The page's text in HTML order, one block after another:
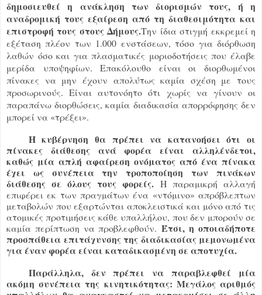
δημοσιευθεί η ανάκληση των διορισμών τους, ή η
αναδρομική τους εξαίρεση από τη διαθεσιμότητα και
επιστροφή τους στους Δήμους.Την ίδια στιγμή εκκρεμεί η
εξέταση πλέον των 1.000 ενστάσεων, τόσο για διόρθωση
λαθών όσο και για πλασματικές μοριοδοτήσεις που έλαβε
μερίδα υποψηφίων. Επακόλουθο είναι οι διορθωμένοι
πίνακες να μην έχουν απολύτως καμία σχέση με τους
προσωρινούς. Είναι αυτονόητο ότι χωρίς να γίνουν οι
παραπάνω διορθώσεις, καμία διαδικασία απορρόφησης δεν
μπορεί να «τρέξει».
Η κυβέρνηση θα πρέπει να κατανοήσει ότι οι
πίνακες διάθεσης ανά φορέα είναι αλληλένδετοι,
καθώς μία απλή αφαίρεση ονόματος από ένα πίνακα
έχει ως συνέπεια την τροποποίηση των πινάκων
διάθεσης σε όλους τους φορείς. Η παραμικρή αλλαγή
επιφέρει εκ των πραγμάτων ένα «ντόμινο» απρόβλεπτων
μεταβολών που εξαρτώνται αποκλειστικά και μόνο από τις
ατομικές προτιμήσεις κάθε υπαλλήλου, που δεν μπορούν σε
καμία περίπτωση να προβλεφθούν.Έτσι, η οποιαδήποτε
προσπάθεια επιτάχυνσης της διαδικασίας μεμονωμένα
για έναν φορέα είναι καταδικασμένη σε αποτυχία.
Παράλληλα, δεν πρέπει να παραβλεφθεί μία
ακόμη συνέπεια της κινητικότητας: Μεγάλος αριθμός